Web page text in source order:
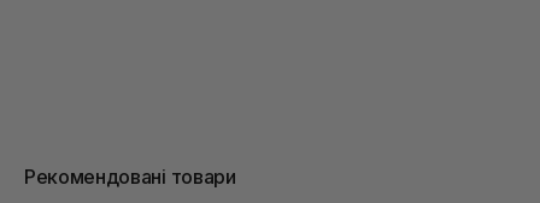
Рекомендовані товари